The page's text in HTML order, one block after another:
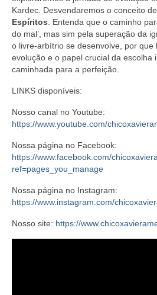
Kardec. Desvendaremos o conceito de
Espíritos . Entenda que o caminho
do mal’, mas sim pela superação da
o livre-arbítrio se desenvolve, por que
evolução e o papel crucial da escolha
caminhada para a perfeição.
LINKS disponíveis:
Nosso canal no Youtube:
https://www.youtube.com/
Nossa página no Facebook:
https://www.facebook.com/
ref=pages_you_manage
Nossa página no Instagram:
https://www.instagram.com/
Nosso site: https://